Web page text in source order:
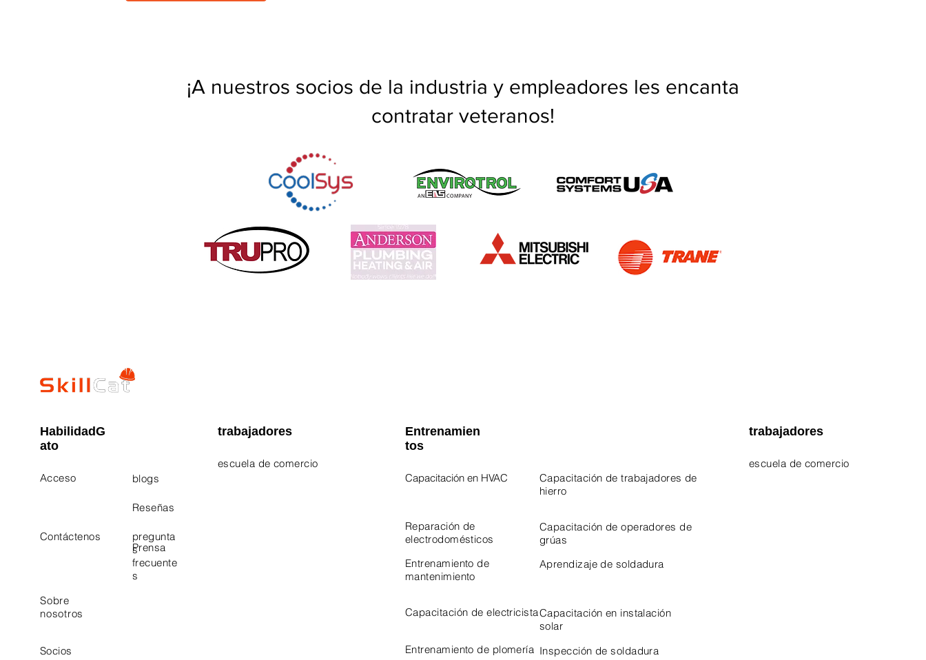
¡A nuestros socios de la industria y empleadores les encanta
contratar veteranos!
HabilidadG
ato
Acceso
Contáctenos
blogs
Reseñas
pregunta
s
frecuente
s
Sobre
nosotros
Socios
Prensa
trabajadores
escuela de comercio
Entrenamien
tos
Capacitación en HVAC
Capacitación de trabajadores de
hierro
Reparación de
electrodomésticos
Capacitación de operadores de
grúas
Entrenamiento de
mantenimiento
Aprendizaje de soldadura
Capacitación de electricistaCapacitación en instalación
solar
Entrenamiento de plomería Inspección de soldadura
trabajadores
escuela de comercio